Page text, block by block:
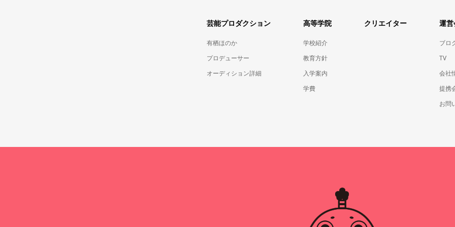
芸能プロダクション
有栖ほのか
プロデューサー
オーディション詳細
高等学院
学校紹介
教育方針
入学案内
学費
クリエイター 運
ブロ
TV
会社
提携
お問